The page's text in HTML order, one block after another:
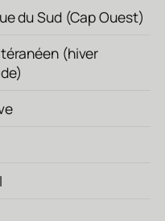
du Sud (Cap Ouest)
(hiver